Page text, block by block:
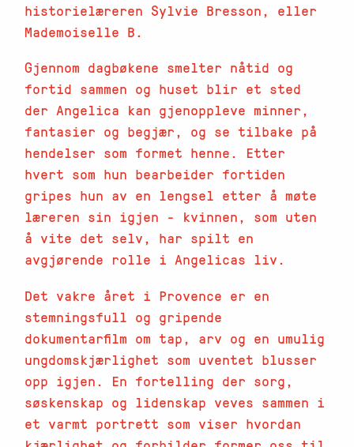
historielæreren Sylvie Bresson, eller
Mademoiselle B.
Gjennom dagbøkene smelter nåtid og
fortid sammen og huset blir et sted
der Angelica kan gjenoppleve minner,
fantasier og begjær, og se tilbake på
hendelser som formet henne. Etter
hvert som hun bearbeider fortiden
gripes hun av en lengsel etter å møte
læreren sin igjen - kvinnen, som uten
å vite det selv, har spilt en
avgjørende rolle i Angelicas liv.
Det vakre året i Provence er en
stemningsfull og gripende
dokumentarfilm om tap, arv og en umulig
ungdomskjærlighet som uventet blusser
opp igjen. En fortelling der sorg,
søskenskap og lidenskap veves sammen i
et varmt portrett som viser hvordan